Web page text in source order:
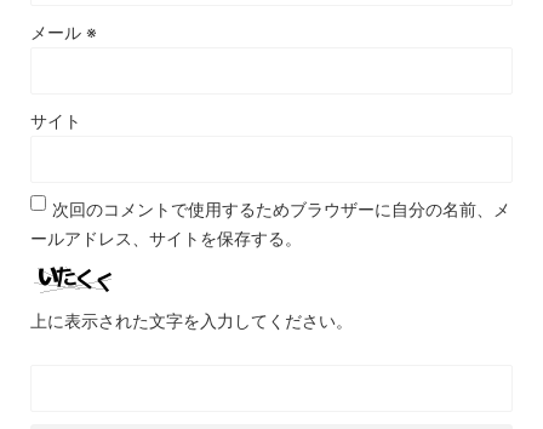
メール ※
サイト
次回のコメントで使用するためブラウザーに自分の名前、メ
ールアドレス、サイトを保存する。
上に表示された文字を入力してください。